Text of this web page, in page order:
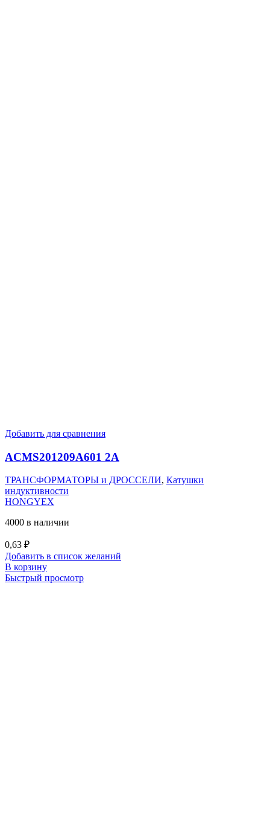
Добавить для сравнения
ACMS201209A601 2A
ТРАНСФОРМАТОРЫ и ДРОССЕЛИ, Катушки
индуктивности
HONGYEX
4000 в наличии
0,63 ₽
Добавить в список желаний
В корзину
Быстрый просмотр